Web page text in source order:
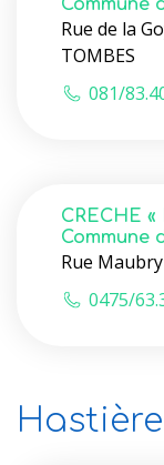
Commune
Rue de la
TOMBES
081/
CRECHE «
Commune
Rue Maubry
0475/
Hastière